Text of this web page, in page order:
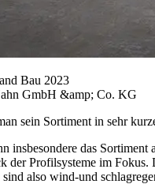
Bau 2023
GmbH &amp; Co. KG
sein Sortiment in sehr
insbesondere das
der Profilsysteme im
also wind-und